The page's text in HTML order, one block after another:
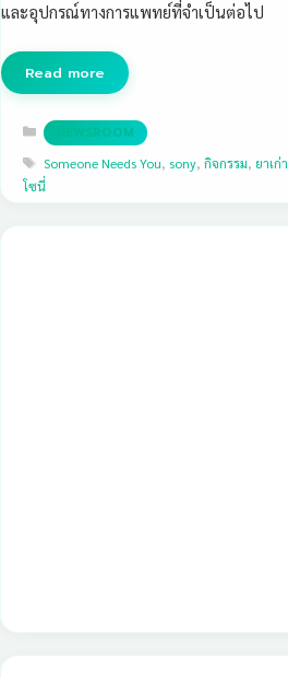
และอุปกรณ์ทางการแพทย์ที่จำเป็นต่อไป
Read more
Categories
NEWSROOM
Tags
Someone Needs You, sony,กิจกรรม, ยาเก่า
โซนี่